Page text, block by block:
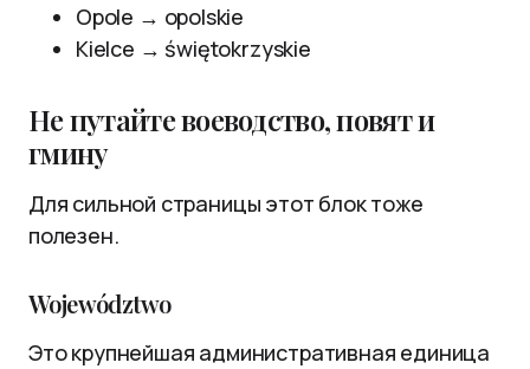
Opole → opolskie
Kielce → świętokrzyskie
Не путайте воеводство, повят и
гмину
Для сильной страницы этот блок тоже
полезен.
Województwo
Это крупнейшая административная единица